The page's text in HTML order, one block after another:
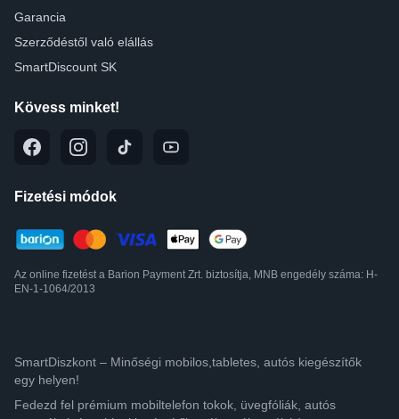
Garancia
Szerződéstől való elállás
SmartDiscount SK
Kövess minket!
Fizetési módok
Az online fizetést a Barion Payment Zrt. biztosítja, MNB engedély száma: H-
EN-1-1064/2013
SmartDiszkont – Minőségi mobilos,tabletes, autós kiegészítők
egy helyen!
Fedezd fel prémium mobiltelefon tokok, üvegfóliák, autós